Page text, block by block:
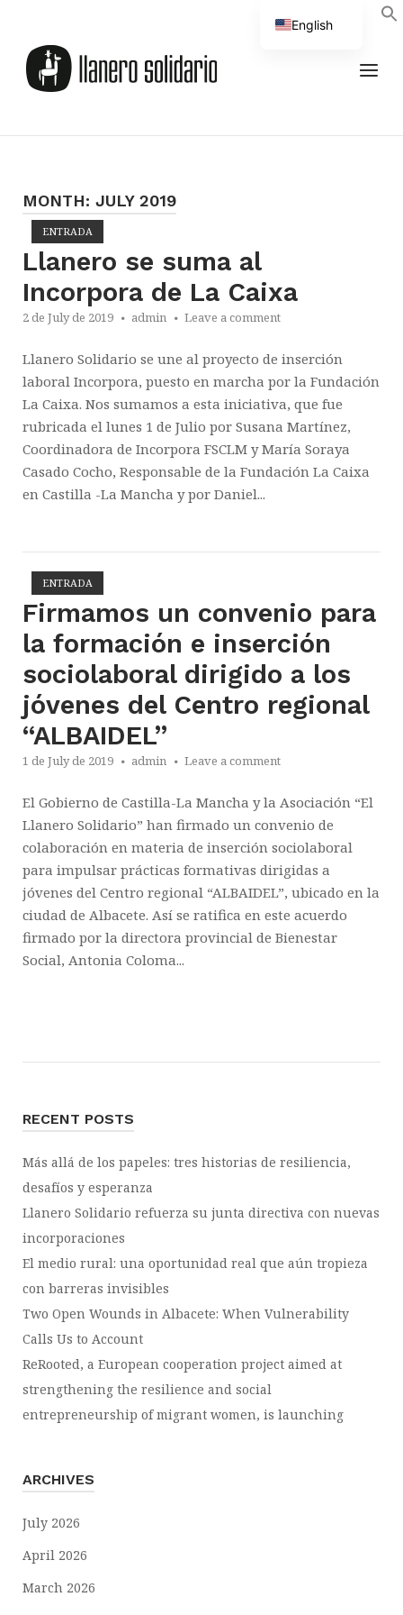
content
MONTH: JULY 2019
ENTRADA
Llanero se suma al
Incorpora de La Caixa
2 de July de 2019 admin Leave a comment
Llanero Solidario se une al proyecto de inserción
laboral Incorpora, puesto en marcha por la Fundación
La Caixa. Nos sumamos a esta iniciativa, que fue
rubricada el lunes 1 de Julio por Susana Martínez,
Coordinadora de Incorpora FSCLM y María Soraya
Casado Cocho, Responsable de la Fundación La Caixa
en Castilla -La Mancha y por Daniel...
ENTRADA
Firmamos un convenio para
la formación e inserción
sociolaboral dirigido a los
jóvenes del Centro regional
“ALBAIDEL”
1 de July de 2019 admin Leave a comment
El Gobierno de Castilla-La Mancha y la Asociación “El
Llanero Solidario” han firmado un convenio de
colaboración en materia de inserción sociolaboral
para impulsar prácticas formativas dirigidas a
jóvenes del Centro regional “ALBAIDEL”, ubicado en la
ciudad de Albacete. Así se ratifica en este acuerdo
firmado por la directora provincial de Bienestar
Social, Antonia Coloma...
RECENT POSTS
Más allá de los papeles: tres historias de resiliencia,
desafíos y esperanza
Llanero Solidario refuerza su junta directiva con nuevas
incorporaciones
El medio rural: una oportunidad real que aún tropieza
con barreras invisibles
Two Open Wounds in Albacete: When Vulnerability
Calls Us to Account
ReRooted, a European cooperation project aimed at
strengthening the resilience and social
entrepreneurship of migrant women, is launching
ARCHIVES
July 2026
April 2026
March 2026
English